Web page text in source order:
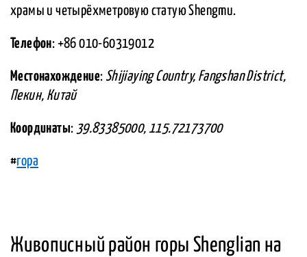
храмы и четырёхметровую статую Shengmu.
Телефон: +86 010-60319012
Местонахождение: Shijiaying Country, Fangshan District,
Пекин, Китай
Координаты: 39.83385000, 115.72173700
#гора
Живописный район горы Shenglian на